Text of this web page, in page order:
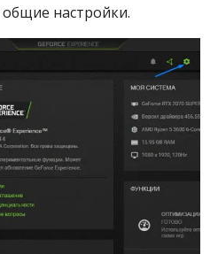
настройки.